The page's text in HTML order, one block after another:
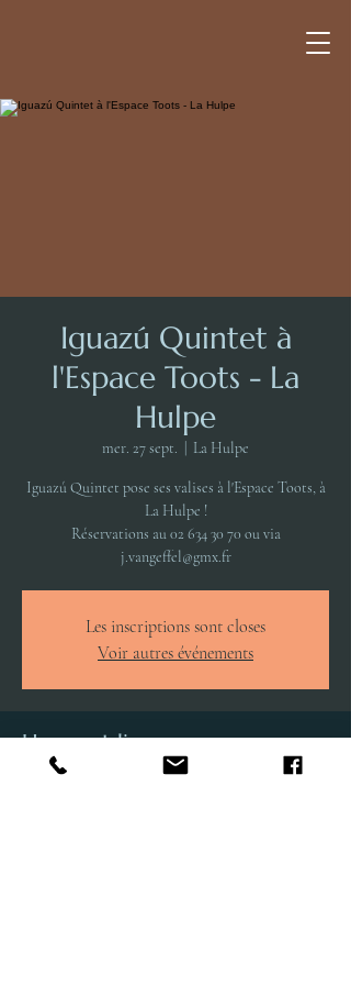
Iguazú Quintet à
l'Espace Toots - La
Hulpe
mer. 27 sept. La Hulpe
Iguazú Quintet pose ses valises à l'Espace Toots, à
La Hulpe !
Réservations au 02 634 30 70 ou via
j.vangeffel@gmx.fr
Les inscriptions sont closes
Voir autres événements
Heure et lieu